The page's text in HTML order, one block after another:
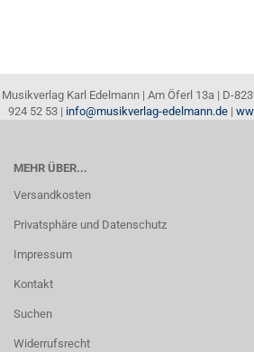
Musikverlag Karl Edelmann | Am Öferl 13a | D-
924 52 53 | info@musikverlag-edelmann.de|
MEHR ÜBER...
Versandkosten
Privatsphäre und Datenschutz
Impressum
Kontakt
Suchen
Widerrufsrecht